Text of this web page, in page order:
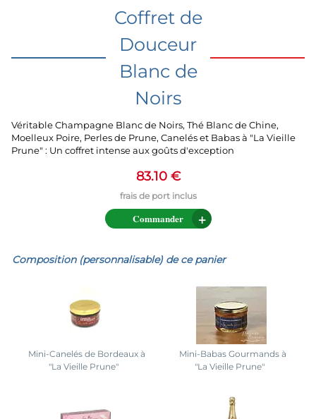
Coffret de
Douceur
Blanc de
Noirs
Véritable Champagne Blanc de Noirs, Thé Blanc de Chine,
Moelleux Poire, Perles de Prune, Canelés et Babas à "La Vieille
Prune" : Un coffret intense aux goûts d'exception
83.10 €
Commander
Composition (personnalisable) de ce panier
Mini-Canelés de Bordeaux à
"La Vieille Prune"
Mini-Babas Gourmands à
"La Vieille Prune"